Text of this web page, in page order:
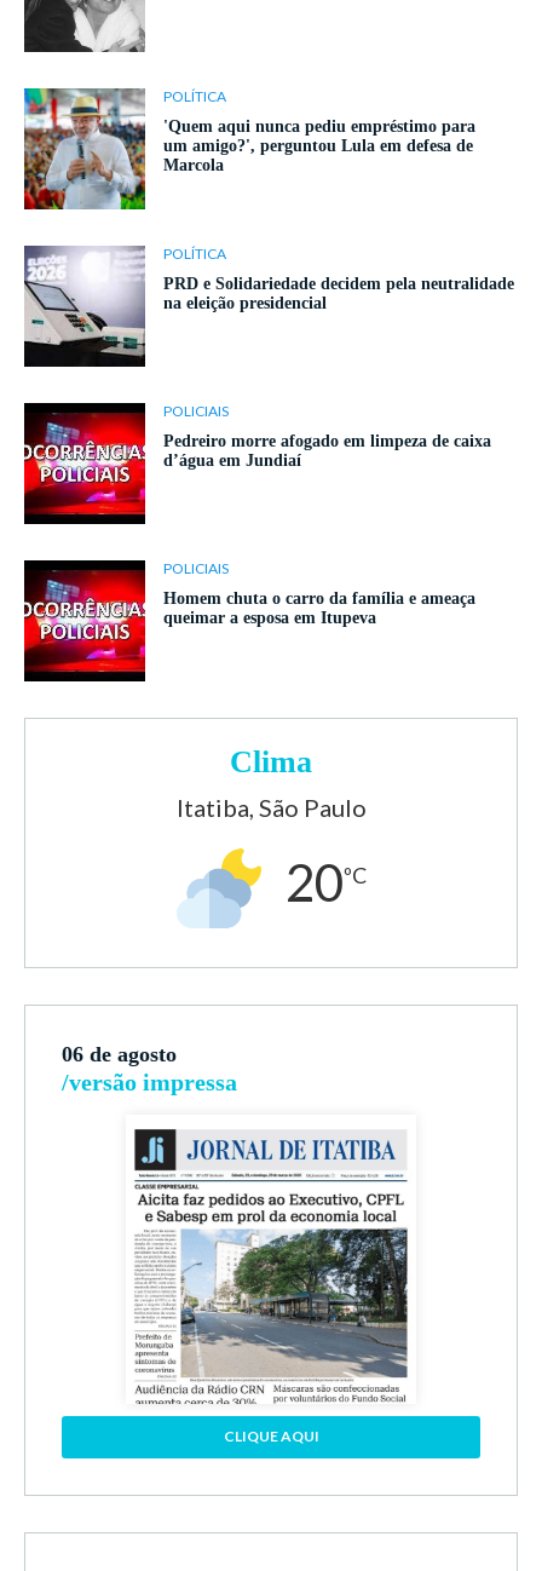
POLÍTICA
'Quem aqui nunca pediu empréstimo para
um amigo?', perguntou Lula em defesa de
Marcola
POLÍTICA
PRD e Solidariedade decidem pela neutralidade
na eleição presidencial
POLICIAIS
Pedreiro morre afogado em limpeza de caixa
d’água em Jundiaí
POLICIAIS
Homem chuta o carro da família e ameaça
queimar a esposa em Itupeva
Clima
Itatiba, São Paulo
20ºC
06 de agosto
/versão impressa
CLIQUE AQUI